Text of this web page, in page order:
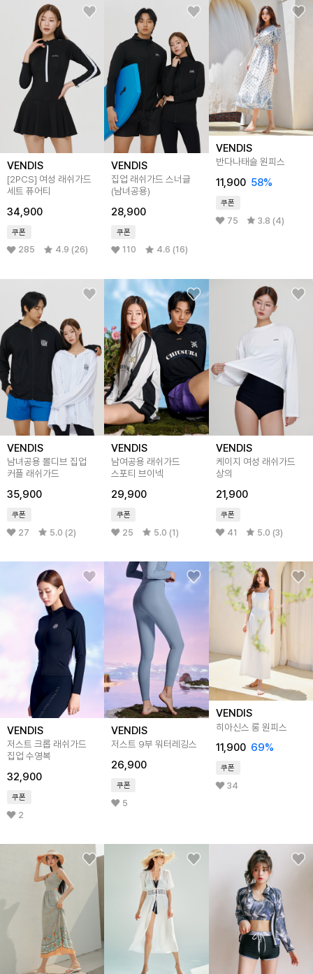
VENDIS
[2PCS] 여성 래쉬가드
세트 퓨어티
34,900
쿠폰
285 4.9 (26)
VENDIS
집업 래쉬가드 스너글
(남녀공용)
28,900
쿠폰
110 4.6 (16)
VENDIS
반다나태슬 원피스
11,900 58%
쿠폰
75 3.8 (4)
VENDIS
남녀공용 몰디브 집업
커플 래쉬가드
35,900
쿠폰
27 5.0 (2)
VENDIS
남여공용 래쉬가드
스포티 브이넥
29,900
쿠폰
25 5.0 (1)
VENDIS
케이지 여성 래쉬가드
상의
21,900
쿠폰
41 5.0 (3)
VENDIS
저스트 크롭 래쉬가드
집업 수영복
32,900
쿠폰
2
VENDIS
저스트 9부 워터레깅스
26,900
쿠폰
5
VENDIS
히아신스 롱 원피스
11,900 69%
쿠폰
34